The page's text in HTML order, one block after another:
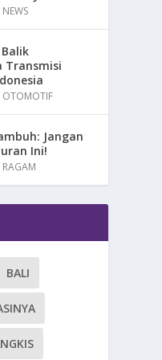
NEWS
Transmisi
OTOMOTIF
Jangan
Ini!
RAGAM
BALI